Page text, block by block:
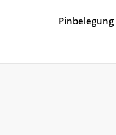
Pinbelegung